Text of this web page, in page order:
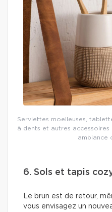
Serviettes moelleuses,
à dents et autres accessoires
ambiance
6. Sols et tapis
Le brun est de retour,
vous envisagez un